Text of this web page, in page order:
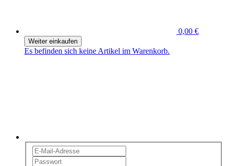
0,00 €
Weiter einkaufen
Es befinden sich keine Artikel im Warenkorb.